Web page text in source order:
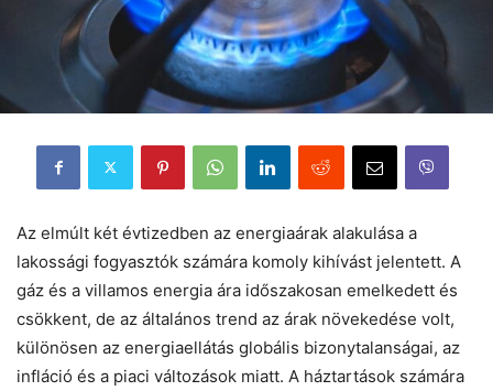
Az elmúlt két évtizedben az energiaárak alakulása a
lakossági fogyasztók számára komoly kihívást jelentett. A
gáz és a villamos energia ára időszakosan emelkedett és
csökkent, de az általános trend az árak növekedése volt,
különösen az energiaellátás globális bizonytalanságai, az
infláció és a piaci változások miatt. A háztartások számára